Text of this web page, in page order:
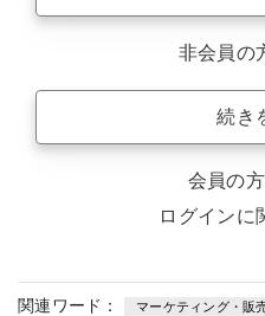
非会員の
続き
会員の
ログインに
関連ワード： マーケティング・販